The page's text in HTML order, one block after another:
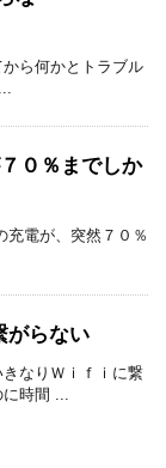
ら何かとトラブル
０％までしか
充電が、突然７０％
がらない
なりＷｉｆｉに繋
に時間 ...